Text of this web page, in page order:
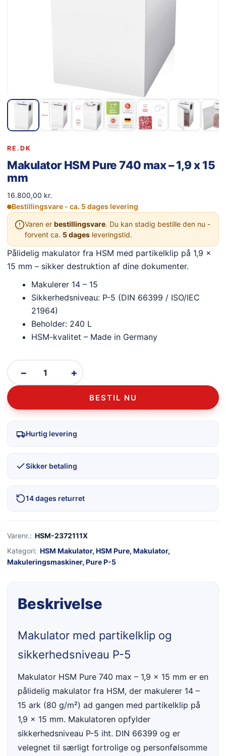
RE.DK
Makulator HSM Pure 740 max – 1,9 x 15
mm
16.800,00 kr.
Bestillingsvare - ca. 5 dages levering
Varen er bestillingsvare. Du kan stadig bestille den nu -
forvent ca. 5 dages leveringstid.
Pålidelig makulator fra HSM med partikelklip på 1,9 x
15 mm – sikker destruktion af dine dokumenter.
Makulerer 14 – 15
Sikkerhedsniveau: P-5 (DIN 66399 / ISO/IEC
21964)
Beholder: 240 L
HSM-kvalitet – Made in Germany
− +
BESTIL NU
Hurtig levering
Sikker betaling
14 dages returret
Varenr.: HSM-2372111X
Kategori: HSM Makulator, HSM Pure, Makulator,
Makuleringsmaskiner, Pure P-5
Beskrivelse
Makulator med partikelklip og
sikkerhedsniveau P-5
Makulator HSM Pure 740 max – 1,9 x 15 mm er en
pålidelig makulator fra HSM, der makulerer 14 –
15 ark (80 g/m²) ad gangen med partikelklip på
1,9 x 15 mm. Makulatoren opfylder
sikkerhedsniveau P-5 iht. DIN 66399 og er
velegnet til særligt fortrolige og personfølsomme